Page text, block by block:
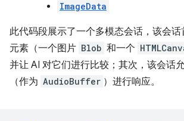
ImageData
此代码段展示了一个多模态会话，该会
元素（一个图片 Blob 和一个
并让 AI 对它们进行比较；其次，该会话
（作为 AudioBuffer ）进行响应。